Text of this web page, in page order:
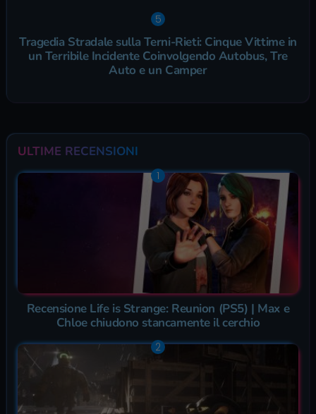
Tragedia Stradale sulla Terni-Rieti: Cinque Vittime in
un Terribile Incidente Coinvolgendo Autobus, Tre
Auto e un Camper
ULTIME RECENSIONI
Recensione Life is Strange: Reunion (PS5) | Max e
Chloe chiudono stancamente il cerchio